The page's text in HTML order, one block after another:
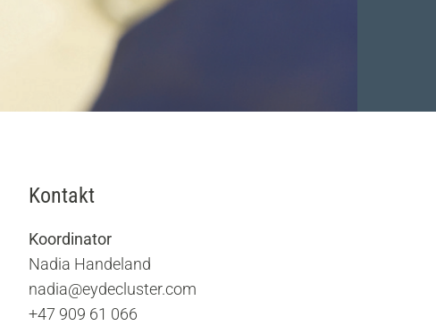
Kontakt
Koordinator
Nadia Handeland
nadia@eydecluster.com
+47 909 61 066